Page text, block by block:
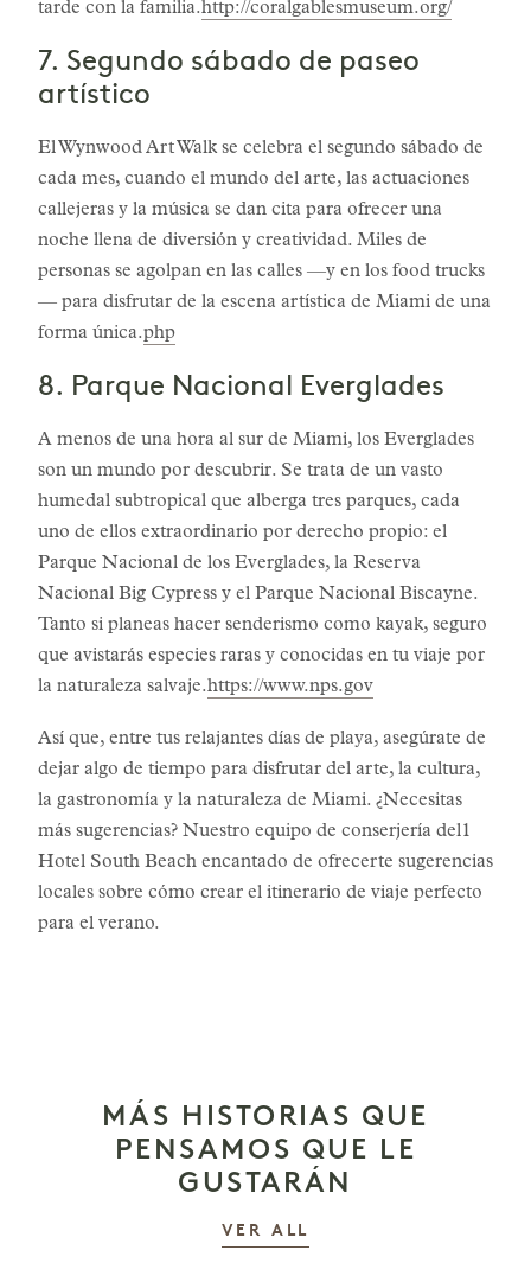
tarde con la familia.http://coralgablesmuseum.org/
7. Segundo sábado de paseo
artístico
El Wynwood Art Walk se celebra el segundo sábado de
cada mes, cuando el mundo del arte, las actuaciones
callejeras y la música se dan cita para ofrecer una
noche llena de diversión y creatividad. Miles de
personas se agolpan en las calles —y en los food trucks
— para disfrutar de la escena artística de Miami de una
forma única.php
8. Parque Nacional Everglades
A menos de una hora al sur de Miami, los Everglades
son un mundo por descubrir. Se trata de un vasto
humedal subtropical que alberga tres parques, cada
uno de ellos extraordinario por derecho propio: el
Parque Nacional de los Everglades, la Reserva
Nacional Big Cypress y el Parque Nacional Biscayne.
Tanto si planeas hacer senderismo como kayak, seguro
que avistarás especies raras y conocidas en tu viaje por
la naturaleza salvaje.https://www.nps.gov
Así que, entre tus relajantes días de playa, asegúrate de
dejar algo de tiempo para disfrutar del arte, la cultura,
la gastronomía y la naturaleza de Miami. ¿Necesitas
más sugerencias? Nuestro equipo de conserjería del1
Hotel South Beach encantado de ofrecerte sugerencias
locales sobre cómo crear el itinerario de viaje perfecto
para el verano.
MÁS HISTORIAS QUE
PENSAMOS QUE LE
GUSTARÁN
VER ALL